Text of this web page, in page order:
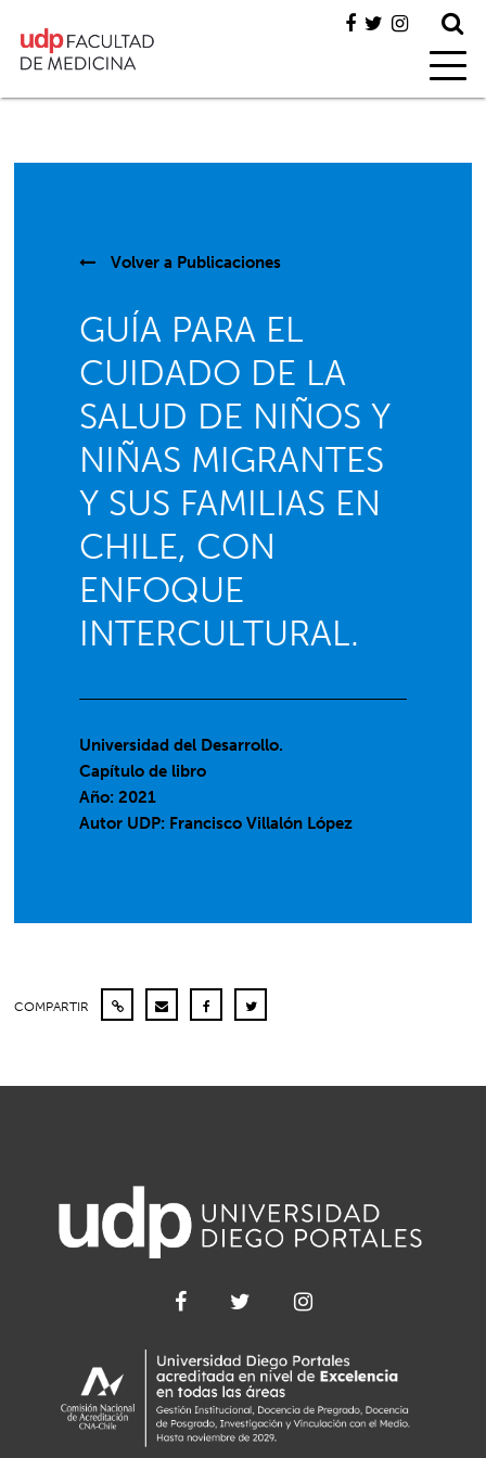
Volver a Publicaciones
GUÍA PARA EL
CUIDADO DE LA
SALUD DE NIÑOS Y
NIÑAS MIGRANTES
Y SUS FAMILIAS EN
CHILE, CON
ENFOQUE
INTERCULTURAL.
Universidad del Desarrollo.
Capítulo de libro
Año: 2021
Autor UDP: Francisco Villalón López
COMPARTIR